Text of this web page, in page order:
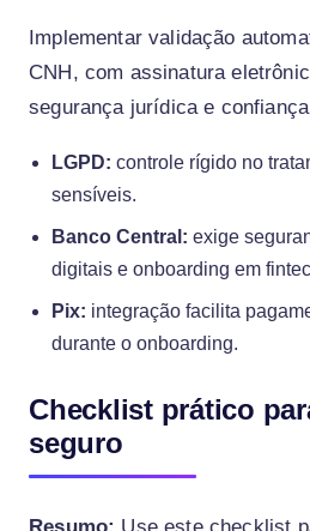
Implementar validação
CNH, com assinatura
segurança jurídica e
LGPD: controle rígido no
sensíveis.
Banco Central: exige
digitais e onboarding em
Pix: integração facilita
durante o onboarding.
Checklist prático
seguro